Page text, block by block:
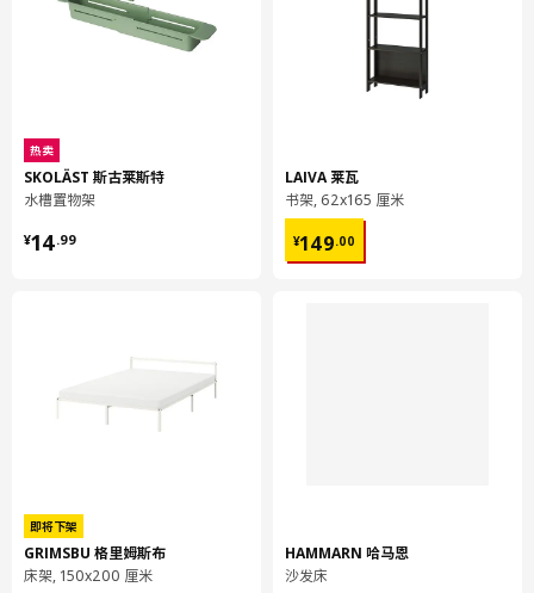
热卖
SKOLÄST 斯古莱斯特
水槽置物架
¥14.99
¥ 14.99
即将下架
GRIMSBU 格里姆斯布
床架, 150x200 厘米
LAIVA 莱瓦
书架, 62x165 厘米
¥149.00
¥ 149.00
HAMMARN 哈马恩
沙发床